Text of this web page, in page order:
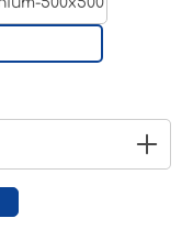
RAL 9006
Wert